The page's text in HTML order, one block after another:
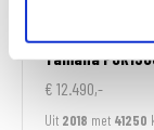
Yamaha
€ 12.490,-
Uit 2018 met 41250